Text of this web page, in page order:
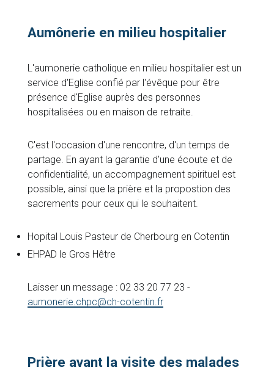
Aumônerie en milieu hospitalier
L'aumonerie catholique en milieu hospitalier est un
service d'Eglise confié par l'évêque pour être
présence d'Eglise auprès des personnes
hospitalisées ou en maison de retraite.
C'est l'occasion d'une rencontre, d'un temps de
partage. En ayant la garantie d'une écoute et de
confidentialité, un accompagnement spirituel est
possible, ainsi que la prière et la propostion des
sacrements pour ceux qui le souhaitent.
Hopital Louis Pasteur de Cherbourg en Cotentin
EHPAD le Gros Hêtre
Laisser un message : 02 33 20 77 23 -
aumonerie.chpc@ch-cotentin.fr
Prière avant la visite des malades